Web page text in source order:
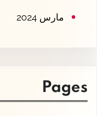
مارس 2024
Pages